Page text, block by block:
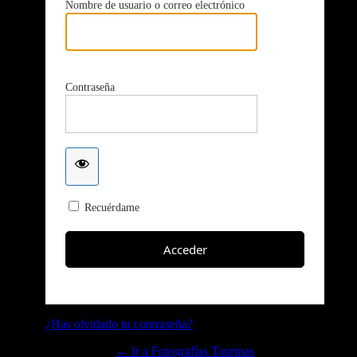
Nombre de usuario o correo electrónico
Contraseña
Recuérdame
¿Has olvidado tu contraseña?
← Ir a Fotografías Taurinas